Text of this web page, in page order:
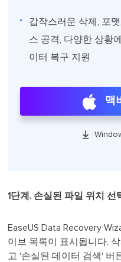
갑작스러운 삭제, 포
스 공격, 다양한 상황
이터 복구 지원
맥

1단계. 손실된 파일 위치 선
EaseUS Data Recovery
이브 목록이 표시됩니다.
고 '손실된 데이터 검색' 버